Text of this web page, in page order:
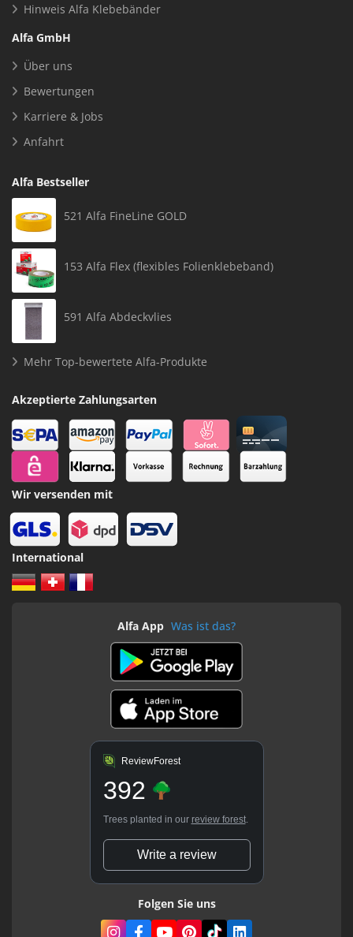
Hinweis Alfa Klebebänder
Alfa GmbH
Über uns
Bewertungen
Karriere & Jobs
Anfahrt
Alfa Bestseller
521 Alfa FineLine GOLD
153 Alfa Flex (flexibles Folienklebeband)
591 Alfa Abdeckvlies
Mehr Top-bewertete Alfa-Produkte
Akzeptierte Zahlungsarten
Wir versenden mit
International
Alfa App Was ist das?
ReviewForest
392
Trees planted in our review forest.
Write a review
Folgen Sie uns